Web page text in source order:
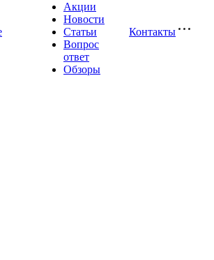
Акции
Новости
Статьи
Вопрос
ответ
Обзоры
Контакты